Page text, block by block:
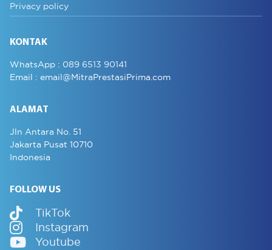
Privacy policy
KONTAK
WhatsApp : 089 6513 90141
Email : email@MitraPrestasiPrima.com
ALAMAT
Jln Antara No. 51
Jakarta Pusat 10710
Indonesia
FOLLOW US
TikTok
Instagram
Youtube